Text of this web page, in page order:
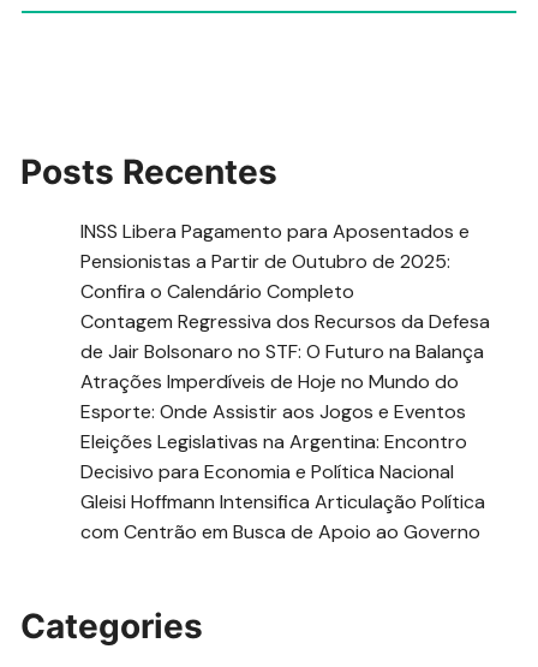
Posts Recentes
INSS Libera Pagamento para Aposentados e
Pensionistas a Partir de Outubro de 2025:
Confira o Calendário Completo
Contagem Regressiva dos Recursos da Defesa
de Jair Bolsonaro no STF: O Futuro na Balança
Atrações Imperdíveis de Hoje no Mundo do
Esporte: Onde Assistir aos Jogos e Eventos
Eleições Legislativas na Argentina: Encontro
Decisivo para Economia e Política Nacional
Gleisi Hoffmann Intensifica Articulação Política
com Centrão em Busca de Apoio ao Governo
Categories